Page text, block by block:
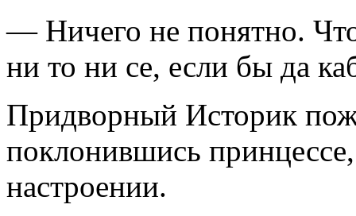
— Ничего не понятно.
ни то ни се, если бы да
Придворный Историк
поклонившись
настроении.